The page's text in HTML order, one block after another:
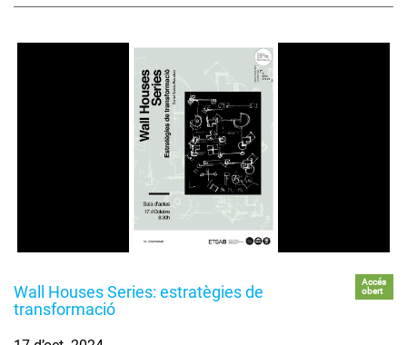
Wall Houses Series: estratègies de
transformació
Accés
obert